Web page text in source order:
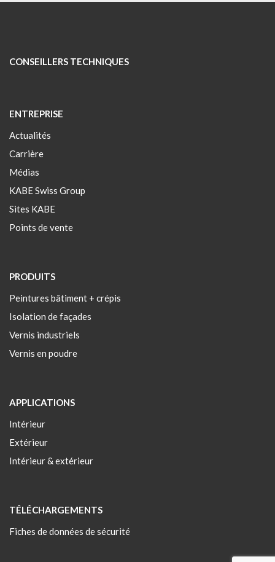
CONSEILLERS TECHNIQUES
ENTREPRISE
Actualités
Carrière
Médias
KABE Swiss Group
Sites KABE
Points de vente
PRODUITS
Peintures bâtiment + crépis
Isolation de façades
Vernis industriels
Vernis en poudre
APPLICATIONS
Intérieur
Extérieur
Intérieur & extérieur
TÉLÉCHARGEMENTS
Fiches de données de sécurité